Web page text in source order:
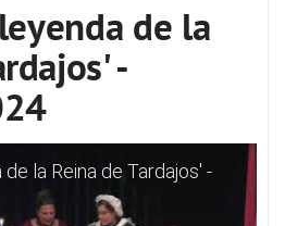
de la
-
la Reina de Tardajos' -